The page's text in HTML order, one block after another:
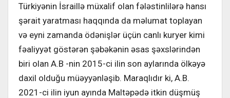
Türkiyənin İsraillə müxalif olan fələstinlilərə hansı
şərait yaratması haqqında da məlumat toplayan
və eyni zamanda ödənişlər üçün canlı kuryer kimi
fəaliyyət göstərən şəbəkənin əsas şəxslərindən
biri olan A.B -nin 2015-ci ilin son aylarında ölkəyə
daxil olduğu müəyyənləşib. Maraqlıdır ki, A.B.
2021-ci ilin iyun ayında Maltəpədə itkin düşmüş